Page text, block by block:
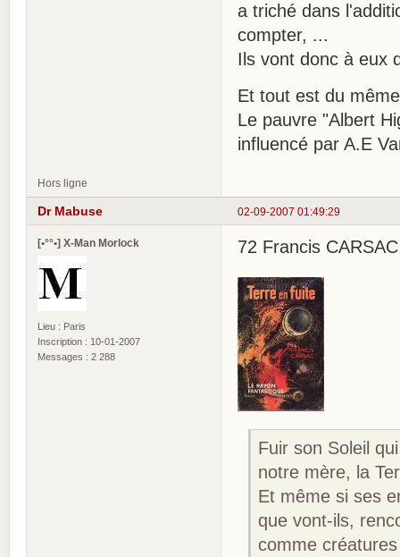
a triché dans
compter, ...
Ils vont donc à eux
Et tout est du
Le pauvre "Albert
influencé par A.E
Hors ligne
02-09-2007 01:49:29
Dr Mabuse
[•°°•] X-Man Morlock
Lieu : Paris
Inscription : 10-01-2007
Messages : 2 288
72 Francis
Fuir son Soleil
notre mère, la
Et même si ses
que vont-ils,
comme